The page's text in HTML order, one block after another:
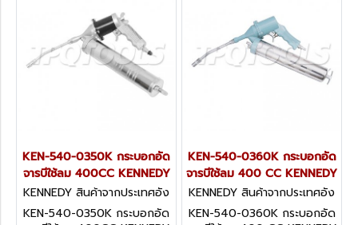
KEN-540-0350K กระบอกอัด
จารบีใช้ลม 400CC KENNEDY
KENNEDY สินค้าจากประเทศอัง
กฤษ KEN-540-0350K
KEN-540-0350K กระบอกอัด
KEN-540-0360K กระบอกอัด
จารบีใช้ลม 400 CC KENNEDY
KENNEDY สินค้าจากประเทศอัง
กฤษ KEN-540-0360K
KEN-540-0360K กระบอกอัด